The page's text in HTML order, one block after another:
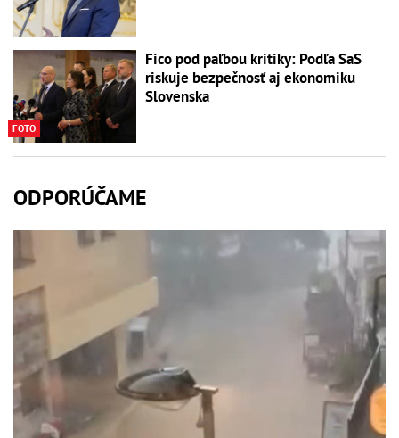
FOTO
Fico pod paľbou kritiky: Podľa SaS
riskuje bezpečnosť aj ekonomiku
Slovenska
ODPORÚČAME